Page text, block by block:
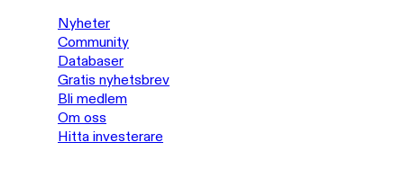
Nyheter
Community
Databaser
Gratis nyhetsbrev
Bli medlem
Om oss
Hitta investerare